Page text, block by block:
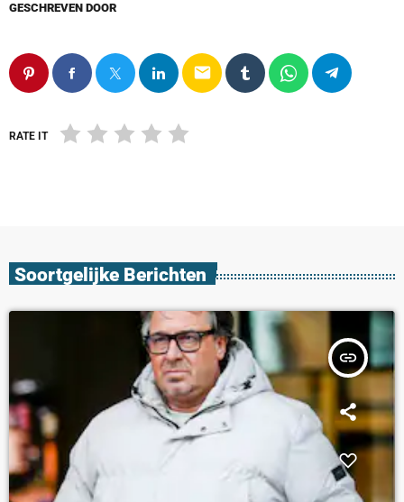
GESCHREVEN DOOR
email
RATE IT
Soortgelijke Berichten
insert_link